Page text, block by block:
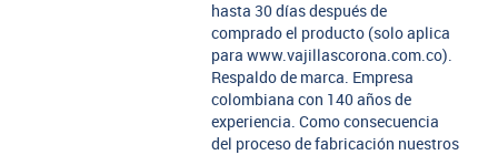
hasta 30 días después de
comprado el producto (solo aplica
para www.vajillascorona.com.co).
Respaldo de marca. Empresa
colombiana con 140 años de
experiencia. Como consecuencia
del proceso de fabricación nuestros